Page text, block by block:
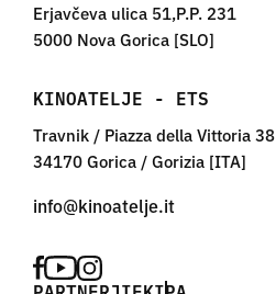
Erjavčeva ulica 51,P.P. 231
5000 Nova Gorica [SLO]
KINOATELJE - ETS
Travnik / Piazza della Vittoria 38
34170 Gorica / Gorizia [ITA]